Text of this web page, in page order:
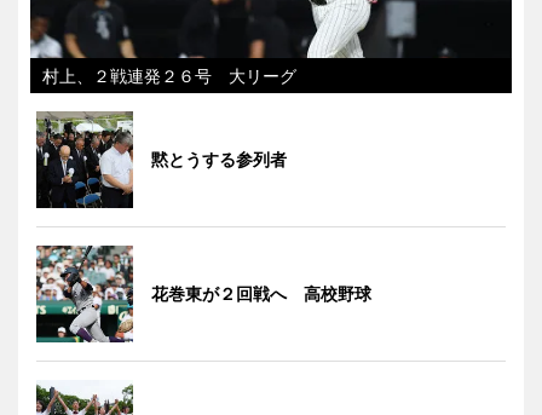
村上、２戦連発２６号 大リーグ
黙とうする参列者
花巻東が２回戦へ 高校野球